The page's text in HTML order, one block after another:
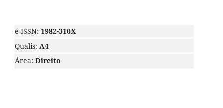
e-ISSN: 1982-310X
Qualis: A4
Área: Direito